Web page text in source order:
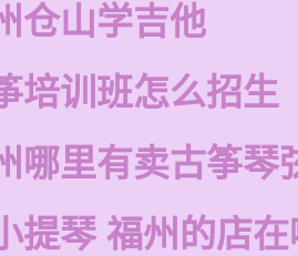
仓山学吉他
培训班怎么招生
哪里有卖古筝琴
提琴 福州的店